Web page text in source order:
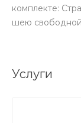
комплекте:
шею
Услуги